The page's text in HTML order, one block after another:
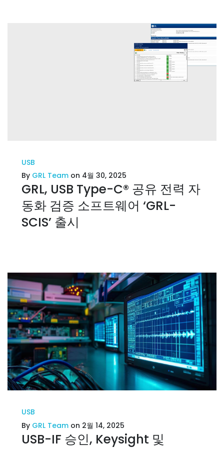
USB
By GRL Team on 4월 30, 2025
GRL, USB Type-C® 공유 전력 자
동화 검증 소프트웨어 ‘GRL-
SCIS’ 출시
USB
By GRL Team on 2월 14, 2025
USB-IF 승인, Keysight 및